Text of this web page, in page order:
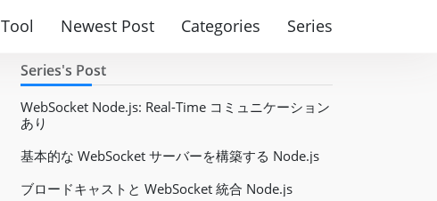
Tool Newest Post Categories Series
Series's Post
WebSocket Node.js: Real-Time コミュニケーション
あり
基本的な WebSocket サーバーを構築する Node.js
ブロードキャストと WebSocket 統合 Node.js